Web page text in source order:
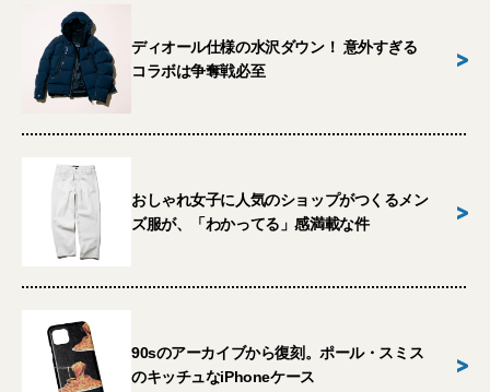
ディオール仕様の水沢ダウン！ 意外すぎる
コラボは争奪戦必至
>
おしゃれ女子に人気のショップがつくるメン
ズ服が、「わかってる」感満載な件
>
90sのアーカイブから復刻。ポール・スミス
のキッチュなiPhoneケース
>